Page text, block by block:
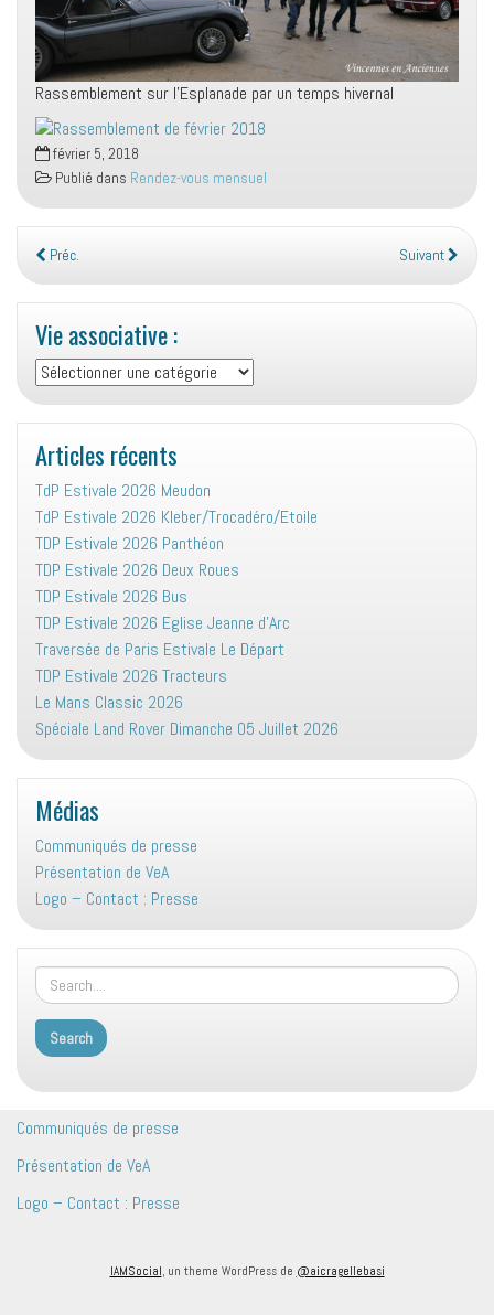
Rassemblement sur l’Esplanade par un temps hivernal
février 5, 2018
Publié dans Rendez-vous mensuel
Préc. Suivant
Vie associative :
Vie
associative
:
Articles récents
TdP Estivale 2026 Meudon
TdP Estivale 2026 Kleber/Trocadéro/Etoile
TDP Estivale 2026 Panthéon
TDP Estivale 2026 Deux Roues
TDP Estivale 2026 Bus
TDP Estivale 2026 Eglise Jeanne d’Arc
Traversée de Paris Estivale Le Départ
TDP Estivale 2026 Tracteurs
Le Mans Classic 2026
Spéciale Land Rover Dimanche 05 Juillet 2026
Médias
Communiqués de presse
Présentation de VeA
Logo – Contact : Presse
Communiqués de presse
Présentation de VeA
Logo – Contact : Presse
IAMSocial, un theme WordPress de @aicragellebasi